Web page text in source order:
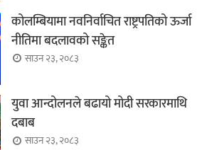
कोलम्बियामा नवनिर्वाचित राष्ट्रपतिको ऊर्जा
नीतिमा बदलावको सङ्केत
साउन २३, २०८३
युवा आन्दोलनले बढायो मोदी सरकारमाथि
दबाब
साउन २३, २०८३